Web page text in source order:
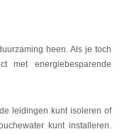
heen. Als je toch
met energiebesparende
leidingen kunt isoleren of
kunt installeren.